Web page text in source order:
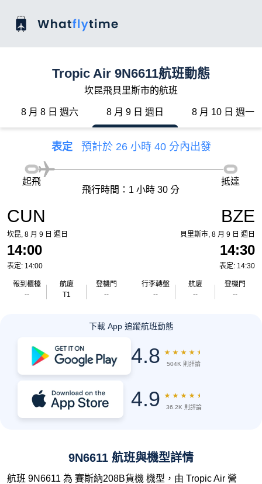
Tropic Air 9N6611航班動態
坎昆飛貝里斯市的航班
8 月 8 日 週六 8 月 9 日 週日 8 月 10 日 週一
表定 預計於 26 小時 40 分內出發
CUN
坎昆, 8 月 9 日 週日
14:00
表定: 14:00
報到櫃檯
--
航廈
T1
登機門
--
起飛
飛行時間：1 小時 30 分
抵達
BZE
貝里斯市, 8 月 9 日 週日
14:30
表定: 14:30
行李轉盤
--
航廈
--
登機門
--
下載 App 追蹤航班動態
4.8 ★ ★ ★ ★ ★
504K 則評論
4.9 ★ ★ ★ ★ ★
36.2K 則評論
9N6611 航班與機型詳情
航班 9N6611 為 賽斯納208B貨機 機型，由 Tropic Air 營